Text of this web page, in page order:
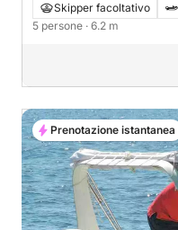
Skipper facoltativo
5 persone · 6.2 m
Prenotazione istantanea